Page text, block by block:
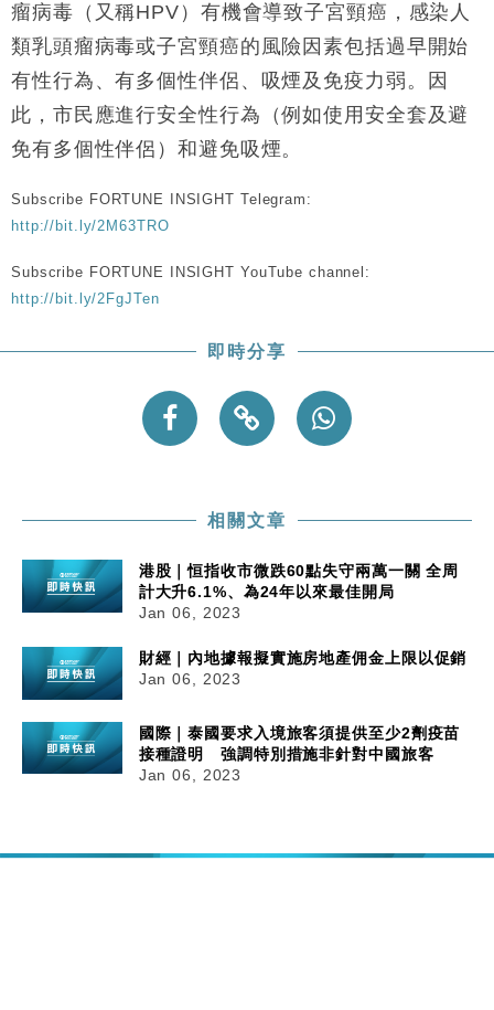
瘤病毒（又稱HPV）有機會導致子宮頸癌，感染人
類乳頭瘤病毒或子宮頸癌的風險因素包括過早開始
有性行為、有多個性伴侶、吸煙及免疫力弱。因
此，市民應進行安全性行為（例如使用安全套及避
免有多個性伴侶）和避免吸煙。
Subscribe FORTUNE INSIGHT Telegram:
http://bit.ly/2M63TRO
Subscribe FORTUNE INSIGHT YouTube channel:
http://bit.ly/2FgJTen
即時分享
相關文章
港股｜恒指收市微跌60點失守兩萬一關 全周
計大升6.1%、為24年以來最佳開局
Jan 06, 2023
財經｜內地據報擬實施房地產佣金上限以促銷
Jan 06, 2023
國際｜泰國要求入境旅客須提供至少2劑疫苗
接種證明 強調特別措施非針對中國旅客
Jan 06, 2023